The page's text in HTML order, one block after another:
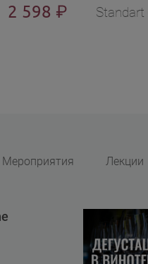
2 598 ₽ Standart
Мероприятия Лекции